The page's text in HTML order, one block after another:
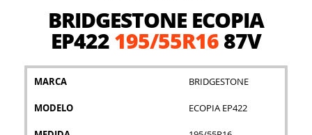
BRIDGESTONE ECOPIA
EP422195/55R1687V
MARCA BRIDGESTONE
MODELO ECOPIA EP422
comienzo
galería
imágenes